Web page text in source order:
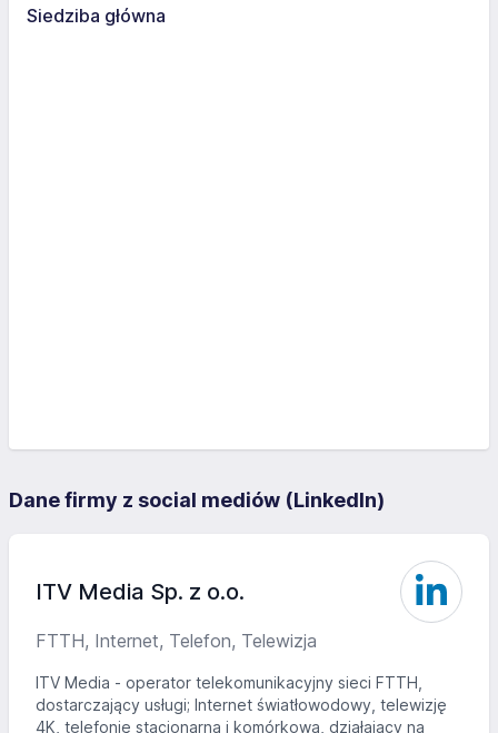
Siedziba główna
Dane firmy z social mediów (LinkedIn)
ITV Media Sp. z o.o.
FTTH, Internet, Telefon, Telewizja
ITV Media - operator telekomunikacyjny sieci FTTH,
dostarczający usługi; Internet światłowodowy, telewizję
4K, telefonię stacjonarną i komórkową, działający na